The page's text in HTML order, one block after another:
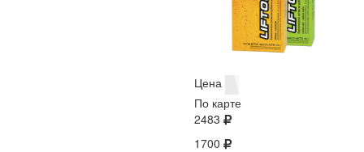
Цена
По карте
2483
1700